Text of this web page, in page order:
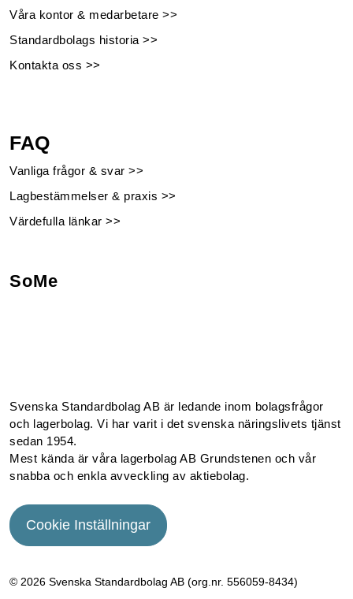
Våra kontor & medarbetare >>
Standardbolags historia >>
Kontakta oss >>
FAQ
Vanliga frågor & svar >>
Lagbestämmelser & praxis >>
Värdefulla länkar >>
SoMe
Svenska Standardbolag AB är ledande inom bolagsfrågor
och lagerbolag. Vi har varit i det svenska näringslivets tjänst
sedan 1954.
Mest kända är våra lagerbolag AB Grundstenen och vår
snabba och enkla avveckling av aktiebolag.
Cookie Inställningar
© 2026 Svenska Standardbolag AB (org.nr. 556059­-8434)